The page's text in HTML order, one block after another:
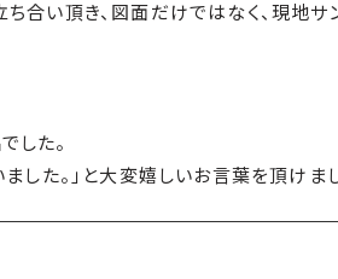
合い頂き、図面だけではなく、現地
した。
した。」と大変嬉しいお言葉を頂けま